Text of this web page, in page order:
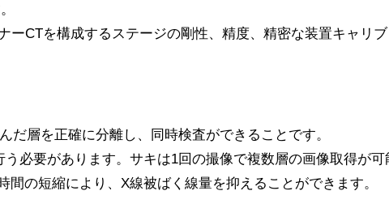
CTを構成するステージの剛性、精度、精密な装置キャリ
層を正確に分離し、同時検査ができることです。
必要があります。サキは1回の撮像で複数層の画像取得が可
の短縮により、X線被ばく線量を抑えることができます。